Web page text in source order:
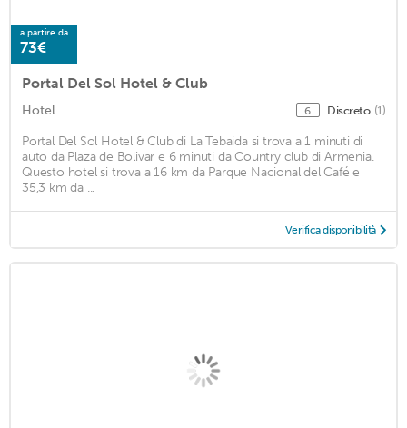
a partire da
73€
Portal Del Sol Hotel & Club
Hotel 6 Discreto (1)
Portal Del Sol Hotel & Club di La Tebaida si trova a 1 minuti di
auto da Plaza de Bolivar e 6 minuti da Country club di Armenia.
Questo hotel si trova a 16 km da Parque Nacional del Café e
35,3 km da ...
Verifica disponibilità